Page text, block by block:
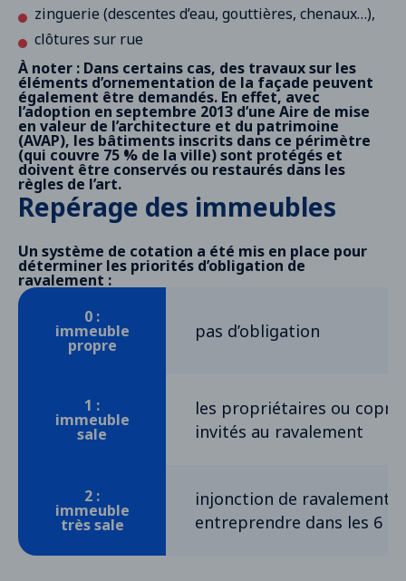
zinguerie (descentes d’eau, gouttières, chenaux…),
clôtures sur rue
À noter : Dans certains cas, des travaux sur les
éléments d’ornementation de la façade peuvent
également être demandés. En effet, avec
l’adoption en septembre 2013 d’une Aire de mise
en valeur de l’architecture et du patrimoine
(AVAP), les bâtiments inscrits dans ce périmètre
(qui couvre 75 % de la ville) sont protégés et
doivent être conservés ou restaurés dans les
règles de l’art.
Repérage des immeubles
Un système de cotation a été mis en place pour
déterminer les priorités d’obligation de
ravalement :
0 :
immeuble
propre
pas d’obligation
1 :
immeuble
sale
les propriétaires ou
invités au ravalement
2 :
immeuble
très sale
injonction de ravalement
entreprendre dans les 6